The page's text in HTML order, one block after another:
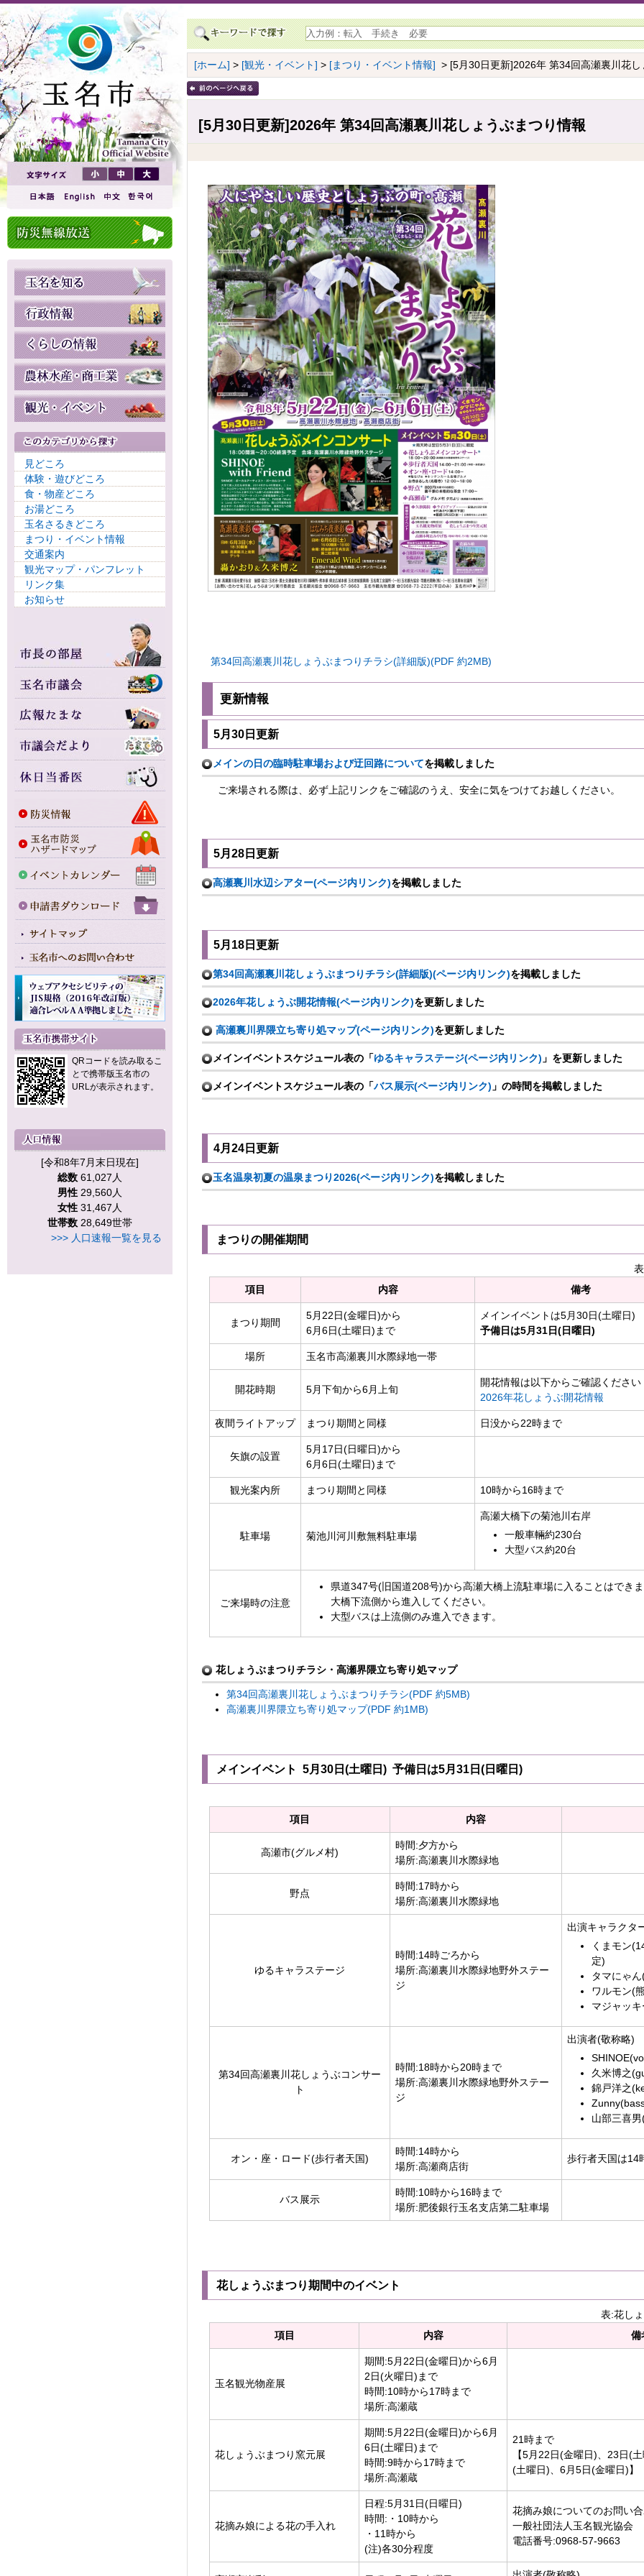
見どころ
体験・遊びどころ
食・物産どころ
お湯どころ
玉名さるきどころ
まつり・イベント情報
交通案内
観光マップ・パンフレット
リンク集
お知らせ
QRコードを読み取るこ
とで携帯版玉名市の
URLが表示されます。
[令和8年7月末日現在]
総数 61,027人
男性 29,560人
女性 31,467人
世帯数 28,649世帯
>>> 人口速報一覧を見る
[ホーム] > [観光・イベント] > [まつり・イベント情報] > [5月30日更新]2026年 第34回高瀬裏川花
[5月30日更新]2026年 第34回高瀬裏川花しょうぶまつり情報
第34回高瀬裏川花しょうぶまつりチラシ(詳細版)(PDF 約2MB)
更新情報
5月30日更新
メインの日の臨時駐車場および迂回路についてを掲載しました
ご来場される際は、必ず上記リンクをご確認のうえ、安全に気をつけてお越しください。
5月28日更新
高瀬裏川水辺シアター(ページ内リンク)を掲載しました
5月18日更新
第34回高瀬裏川花しょうぶまつりチラシ(詳細版)(ページ内リンク)を掲載しました
2026年花しょうぶ開花情報(ページ内リンク)を更新しました
高瀬裏川界隈立ち寄り処マップ(ページ内リンク)を更新しました
メインイベントスケジュール表の「ゆるキャラステージ(ページ内リンク) 」を更新しました
メインイベントスケジュール表の「バス展示(ページ内リンク) 」の時間を掲載しました
4月24日更新
玉名温泉初夏の温泉まつり2026(ページ内リンク)を掲載しました
まつりの開催期間
項目
内容 備考
まつり期間
5月22日(金曜日)から
6月6日(土曜日)まで
メインイベントは5月30日(土曜日)
予備日は5月31日(日曜日)
場所 玉名市高瀬裏川水際緑地一帯
開花時期 5月下旬から6月上旬
開花情報は以下からご確認ください
2026年花しょうぶ開花情報
夜間ライトアップ まつり期間と同様 日没から22時まで
矢旗の設置
5月17日(日曜日)から
6月6日(土曜日)まで
観光案内所 まつり期間と同様 10時から16時まで
駐車場 菊池川河川敷無料駐車場
高瀬大橋下の菊池川右岸
一般車輛約230台
大型バス約20台
ご来場時の注意
県道347号(旧国道208号)から高瀬大橋上流駐車場に入ることはでき
大橋下流側から進入してください。
大型バスは上流側のみ進入できます。
花しょうぶまつりチラシ・高瀬界隈立ち寄り処マップ
第34回高瀬裏川花しょうぶまつりチラシ(PDF 約5MB)
高瀬裏川界隈立ち寄り処マップ(PDF 約1MB)
メインイベント 5月30日(土曜日) 予備日は5月31日(日曜日)
項目 内容
高瀬市(グルメ村)
時間:夕方から
場所:高瀬裏川水際緑地
野点
時間:17時から
場所:高瀬裏川水際緑地
ゆるキャラステージ
時間:14時ごろから
場所:高瀬裏川水際緑地野外ステー
ジ
出演キャラクタ
くまモン
定)
タマにゃ
ワルモン(
マジャッ
第34回高瀬裏川花しょうぶコンサー
ト
時間:18時から20時まで
場所:高瀬裏川水際緑地野外ステー
ジ
出演者(敬称略)
久米博之
錦戸洋之
山部三喜
オン・座・ロード(歩行者天国)
時間:14時から
場所:高瀬商店街
歩行者天国は14
バス展示
時間:10時から16時まで
場所:肥後銀行玉名支店第二駐車場
花しょうぶまつり期間中のイベント
表:花し
項目
内容 備
玉名観光物産展
期間:5月22日(金曜日)から6月
2日(火曜日)まで
時間:10時から17時まで
場所:高瀬蔵
花しょうぶまつり窯元展
期間:5月22日(金曜日)から6月
6日(土曜日)まで
時間:9時から17時まで
場所:高瀬蔵
21時まで
【5月22日(金曜日)、23日(
(土曜日)、6月5日(金曜日)】
花摘み娘による花の手入れ
日程:5月31日(日曜日)
時間:・10時から
・11時から
(注)各30分程度
花摘み娘についてのお問い
一般社団法人玉名観光協会
電話番号:0968-57-9663